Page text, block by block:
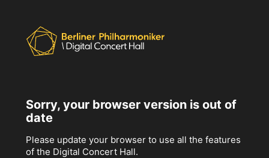
Sorry, your browser version is out of
date
Please update your browser to use all the features
of the Digital Concert Hall.